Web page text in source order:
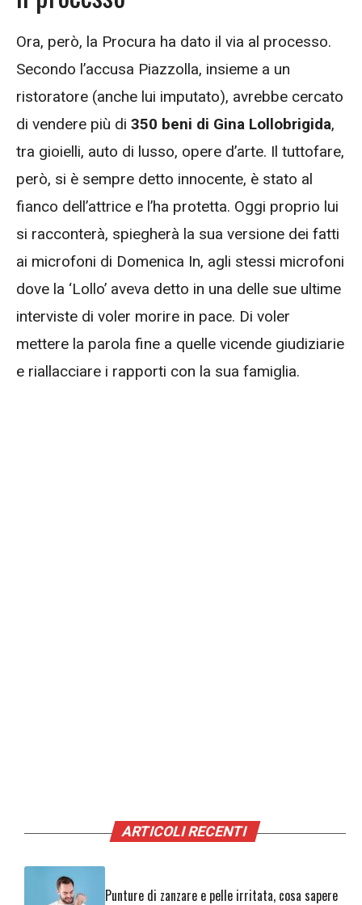
Ora, però, la Procura ha dato il via al processo.
Secondo l’accusa Piazzolla, insieme a un
ristoratore (anche lui imputato), avrebbe cercato
di vendere più di 350 beni di Gina Lollobrigida,
tra gioielli, auto di lusso, opere d’arte. Il tuttofare,
però, si è sempre detto innocente, è stato al
fianco dell’attrice e l’ha protetta. Oggi proprio lui
si racconterà, spiegherà la sua versione dei fatti
ai microfoni di Domenica In, agli stessi microfoni
dove la ‘Lollo’ aveva detto in una delle sue ultime
interviste di voler morire in pace. Di voler
mettere la parola fine a quelle vicende giudiziarie
e riallacciare i rapporti con la sua famiglia.
ARTICOLI RECENTI
Punture di zanzare e pelle irritata, cosa sapere